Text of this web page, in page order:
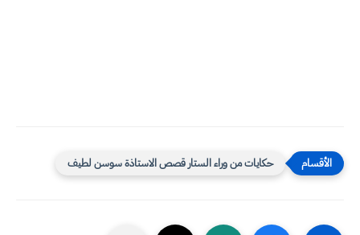
حكايات من وراء الستار قصص الاستاذة سوسن لطيف